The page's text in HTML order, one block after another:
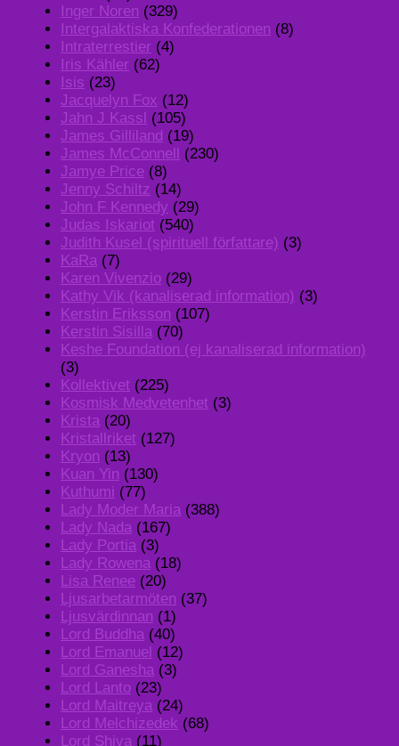
Inger Noren (329)
Intergalaktiska Konfederationen (8)
Intraterrestier (4)
Iris Kähler (62)
Isis (23)
Jacquelyn Fox (12)
Jahn J Kassl (105)
James Gilliland (19)
James McConnell (230)
Jamye Price (8)
Jenny Schiltz (14)
John F Kennedy (29)
Judas Iskariot (540)
Judith Kusel (spirituell författare) (3)
KaRa (7)
Karen Vivenzio (29)
Kathy Vik (kanaliserad information) (3)
Kerstin Eriksson (107)
Kerstin Sisilla (70)
Keshe Foundation (ej kanaliserad information)
(3)
Kollektivet (225)
Kosmisk Medvetenhet (3)
Krista (20)
Kristallriket (127)
Kryon (13)
Kuan Yin (130)
Kuthumi (77)
Lady Moder Maria (388)
Lady Nada (167)
Lady Portia (3)
Lady Rowena (18)
Lisa Renee (20)
Ljusarbetarmöten (37)
Ljusvärdinnan (1)
Lord Buddha (40)
Lord Emanuel (12)
Lord Ganesha (3)
Lord Lanto (23)
Lord Maitreya (24)
Lord Melchizedek (68)
Lord Shiva (11)